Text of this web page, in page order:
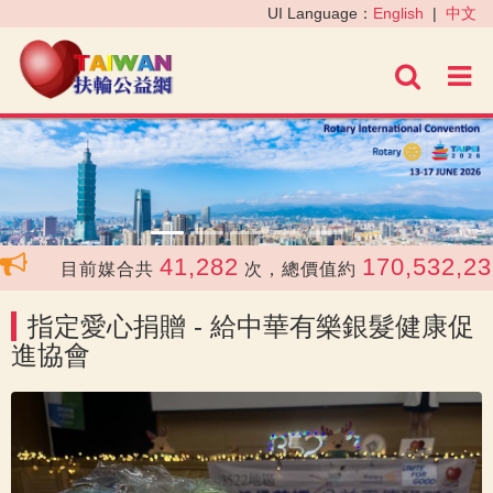
進階
UI Language： English | 中文
‹ ›
目前媒合共 41,282 次，總價值約 170,532,237
指定愛心捐贈 - 給中華有樂銀髮健康促
進協會